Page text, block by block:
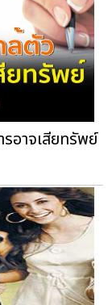
รอาจเสียทรัพย์